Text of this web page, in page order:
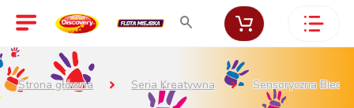
Strona główna Seria Kreatywna Sensoryczna